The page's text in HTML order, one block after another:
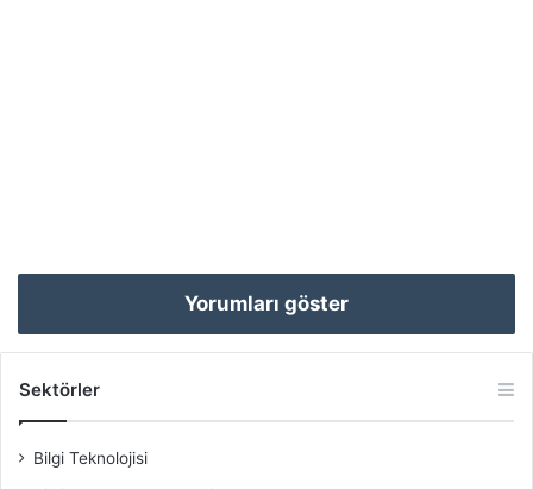
Yorumları göster
Sektörler
Bilgi Teknolojisi